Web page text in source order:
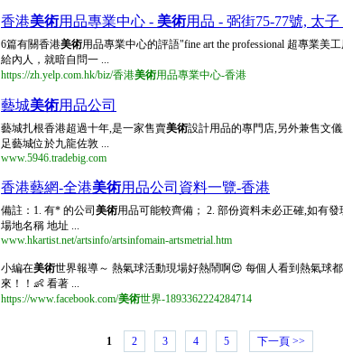
香港美術用品專業中心 - 美術用品 - 弼街75-77號, 太
6篇有關香港美術用品專業中心的評語"fine art the professional 超專業美
給內人，就暗自問一 ...
https://zh.yelp.com.hk/biz/香港美術用品專業中心-香港
藝城美術用品公司
藝城扎根香港超過十年,是一家售賣美術設計用品的專門店,另外兼售文
足藝城位於九龍佐敦 ...
www.5946.tradebig.com
香港藝網-全港美術用品公司資料一覽-香港
備註：1. 有* 的公司 美術用品可能較齊備； 2. 部份資料未必正確,如有
場地名稱 地址 ...
www.hkartist.net/artsinfo/artsinfomain-artsmetrial.htm
小編在美術世界報導～ 熱氣球活動現場好熱鬧啊😍 每個人看到熱氣球
來！！👶 看著 ...
https://www.facebook.com/美術世界-1893362224284714
1 2 3 4 5 下一頁 >>